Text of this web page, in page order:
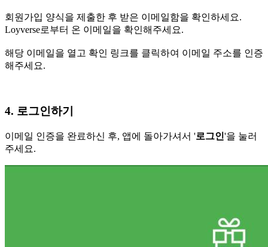
회원가입 양식을 제출한 후 받은 이메일함을 확인하세요.
Loyverse로부터 온 이메일을 확인해주세요.
해당 이메일을 열고 확인 링크를 클릭하여 이메일 주소를 인증
해주세요.
4. 로그인하기
이메일 인증을 완료하신 후, 앱에 돌아가셔서 '로그인'을 눌러
주세요.